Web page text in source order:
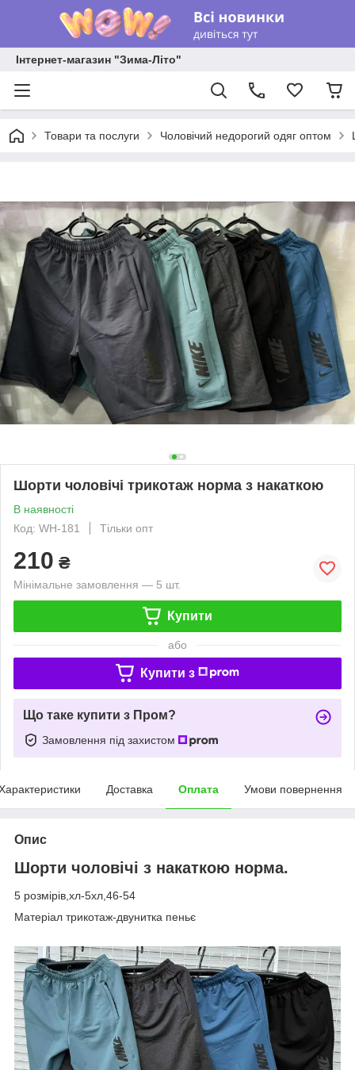
Інтернет-магазин "Зима-Літо"
Товари та послуги Чоловічий недорогий одяг оптом
Шорти чоловічі трикотаж норма з накаткою
В наявності
Код: WH-181
Тільки опт
210 ₴
Мінімальне замовлення — 5 шт.
Купити
або
Купити з
Що таке купити з Пром?
Замовлення під захистом
Доставка Оплата Умови повернення
Опис
Шорти чоловічі з накаткою норма.
5 розмірів,хл-5хл,46-54
Матеріал трикотаж-двунитка пеньє